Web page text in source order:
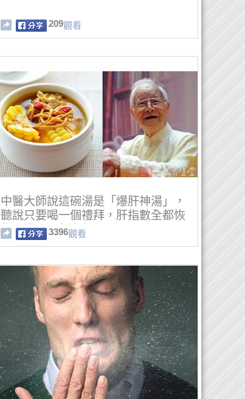
209觀看
中醫大師說這碗湯是「爆肝神湯」，
聽說只要喝一個禮拜，肝指數全都恢
復正常了.. 太神奇了！
3396觀看